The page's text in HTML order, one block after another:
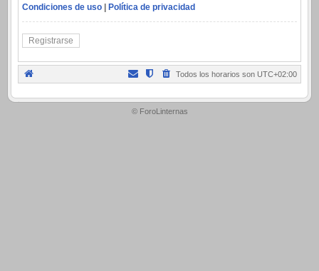
Condiciones de uso | Política de privacidad
Registrarse
Todos los horarios son UTC+02:00
.
© ForoLinternas